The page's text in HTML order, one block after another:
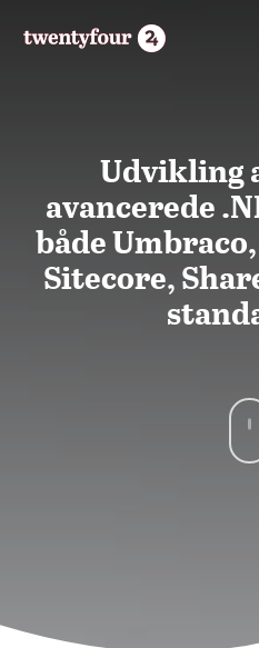
Udvikling
avancerede
både
Sitecore,